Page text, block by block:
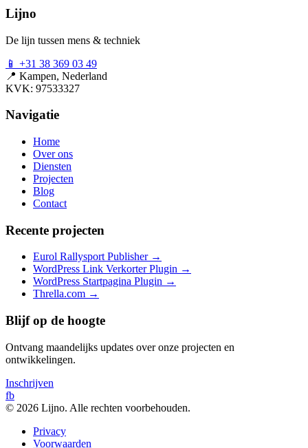
Lijno
De lijn tussen mens & techniek
📱 +31 38 369 03 49
📍 Kampen, Nederland
KVK: 97533327
Navigatie
Home
Over ons
Diensten
Projecten
Blog
Contact
Recente projecten
Eurol Rallysport Publisher →
WordPress Link Verkorter Plugin →
WordPress Startpagina Plugin →
Thrella.com →
Blijf op de hoogte
Ontvang maandelijks updates over onze projecten en
ontwikkelingen.
Inschrijven
fb
© 2026 Lijno. Alle rechten voorbehouden.
Privacy
Voorwaarden